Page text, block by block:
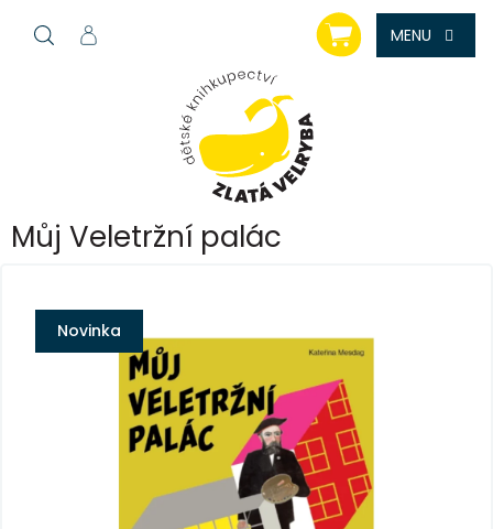
NÁKUPNÍ
KOŠÍK
Můj Veletržní palác
Novinka